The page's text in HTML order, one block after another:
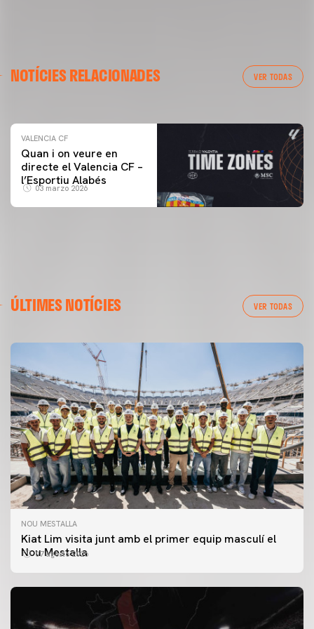
NOTÍCIES RELACIONADES VER TODAS
ENTRENAMENT DEL VALENCIA CF 04/03/26
VALENCIA CF
Quan i on veure en
directe el Valencia CF –
l’Esportiu Alabés
03 marzo 2026
ÚLTIMES NOTÍCIES VER TODAS
NOU MESTALLA
Kiat Lim visita junt amb el primer equip masculí el
Nou Mestalla
07 agosto 2026